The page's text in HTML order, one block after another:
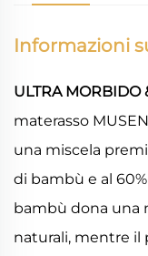
Informazioni
ULTRA
materasso
una miscela
di bambù e al
bambù dona una
naturali, mentre il